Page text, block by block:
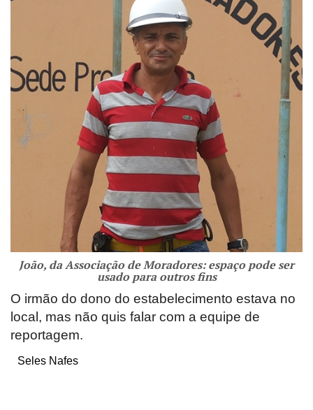
João, da Associação de Moradores: espaço pode ser
usado para outros fins
O irmão do dono do estabelecimento estava no
local, mas não quis falar com a equipe de
reportagem.
Seles Nafes